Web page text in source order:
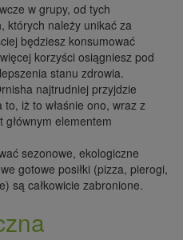
w grupy, od tych
których należy unikać za
będziesz konsumować
korzyści osiągniesz pod
stanu zdrowia.
najtrudniej przyjdzie
iż to właśnie ono, wraz z
elementem
sezonowe, ekologiczne
gotowe posiłki (pizza, pierogi,
są całkowicie zabronione.